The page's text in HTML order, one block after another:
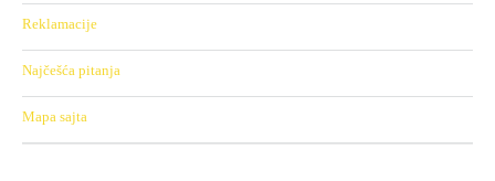
Reklamacije
Najčešća pitanja
Mapa sajta